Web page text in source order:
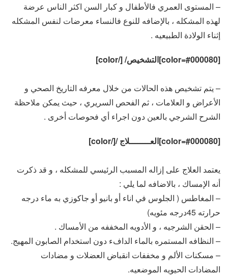
– المستوى العمري فالأطفال و كبار السن اكثر الناس عرضة
لهذه المشكله ، بالإضافه للنوع فالنساء معرضات لنفس المشكله
إثناء الولادة الطبيعيه .
[color=#000080]التشخيص/ [/color]
– يتم تشخيص هذه الحالات من خلال معرفه التاريخ الصحي و
الأعراض و العلامات ، ثم الفحص السريري ، حيث يمكن ملاحظة
الشرح الشرجي بالعين دون اجراء أي فحوصات أخرى .
[color=#000080]العــــــــلاج /[/color]
يعتمد العلاج على إزاله المسبب الرئيسي للمشكله ، و قد ذكرت
أنه الإمساك ، بالاضافه لما يلي :
– المغاطس ( الجلوس في اناء أو بانيو أو جاكوزي به ماء درجه
حرارته 45درجه مئويه)
– الحقن الشرجيه ، و الأدويه المخففه من الأمساك .
– النظافه المستمره بالماء الدافء دون استخدام الصابون المهيج.
– مسكنات الألم و مخففات انقباض العضلات و مضادات
المضادات الحيويه الموضعيه.